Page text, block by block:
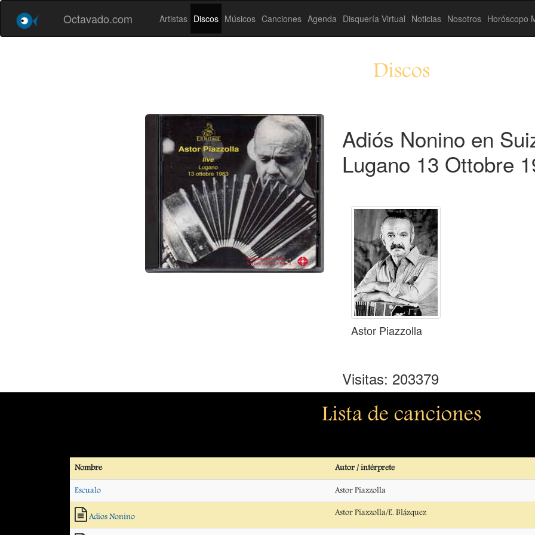
Octavado.com Artistas Discos Músicos Canciones Agenda Disquería Virtual Noticias Nosotros Horóscopo
Discos
Adiós Nonino en
Lugano 13 Ottobre
Astor Piazzolla
Visitas: 203379
Lista de canciones
Nombre Autor / intérprete
Escualo Astor Piazzolla
Adios Nonino Astor Piazzolla/E. Blázquez